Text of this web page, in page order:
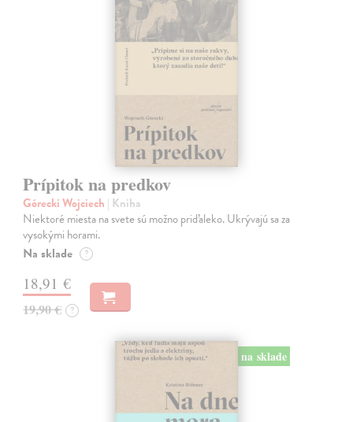
Prípitok na predkov
Górecki Wojciech | Kniha
Niektoré miesta na svete sú možno priďaleko. Ukrývajú sa za
vysokými horami.
Na sklade ?
18,91 €
19,90 € ?
na sklade